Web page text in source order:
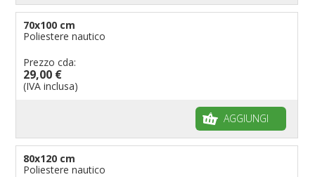
Bandiere Militari e della Marina
pennoni per bandiere
70x100 cm
Poliestere nautico
Prezzo cda:
29,00 €
(IVA inclusa)
AGGIUNGI
80x120 cm
Poliestere nautico